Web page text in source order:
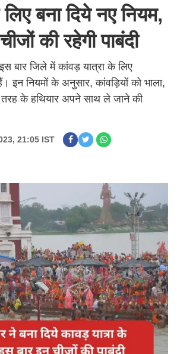
बना दिये नए नियम,
की रहेगी पाबंदी
बार जिले में कांवड़ यात्रा के लिए
इन नियमों के अनुसार, कांवड़ियों को भाला,
के हथियार अपने साथ ले जाने की
21:05 IST